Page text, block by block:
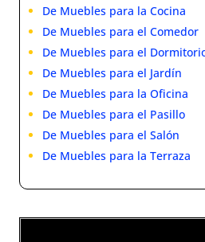
De Muebles para la Cocina
De Muebles para el Comedor
De Muebles para el
De Muebles para el Jardín
De Muebles para la Oficina
De Muebles para el Pasillo
De Muebles para el Salón
De Muebles para la Terraza